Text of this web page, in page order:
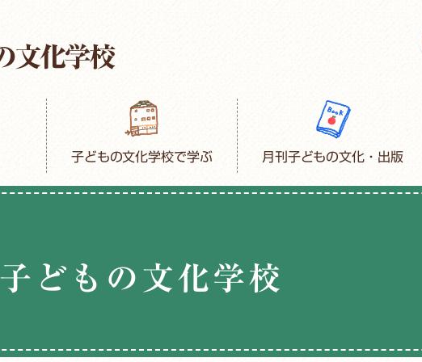
子どもの文化学校で学ぶ 月刊子どもの文化・出版
子どもの文化学校